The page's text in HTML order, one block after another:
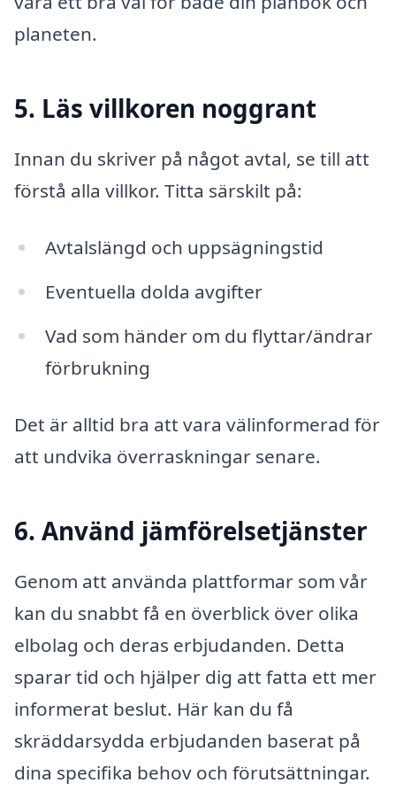
planeten.
5. Läs villkoren noggrant
Innan du skriver på något avtal, se till att
förstå alla villkor. Titta särskilt på:
Avtalslängd och uppsägningstid
Eventuella dolda avgifter
Vad som händer om du flyttar/ändrar
förbrukning
Det är alltid bra att vara välinformerad för
att undvika överraskningar senare.
6. Använd jämförelsetjänster
Genom att använda plattformar som vår
kan du snabbt få en överblick över olika
elbolag och deras erbjudanden. Detta
sparar tid och hjälper dig att fatta ett mer
informerat beslut. Här kan du få
skräddarsydda erbjudanden baserat på
dina specifika behov och förutsättningar.